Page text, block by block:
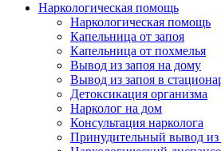
Наркологическая помощь
Наркологическая помощь
Капельница от запоя
Капельница от похмелья
Вывод из запоя на дому
Вывод из запоя в
Детоксикация организма
Нарколог на дом
Консультация нарколога
Принудительный вывод из